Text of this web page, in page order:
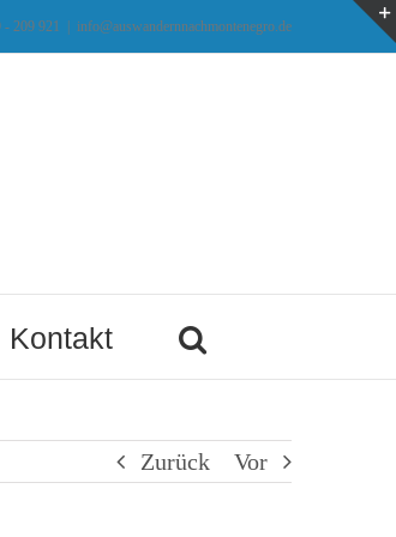
- 209 921 info@auswandernnachmontenegro.de
Kontakt
Zurück Vor